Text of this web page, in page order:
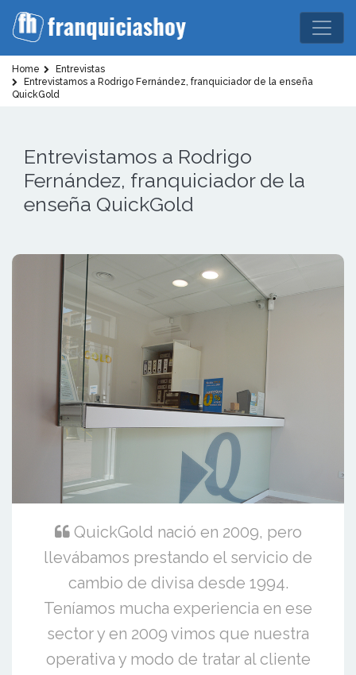
Home
Entrevistas
Entrevistamos a Rodrigo Fernández, franquiciador de la enseña
QuickGold
Entrevistamos a Rodrigo
Fernández, franquiciador de la
enseña QuickGold
QuickGold nació en 2009, pero
llevábamos prestando el servicio de
cambio de divisa desde 1994.
Teníamos mucha experiencia en ese
sector y en 2009 vimos que nuestra
operativa y modo de tratar al cliente